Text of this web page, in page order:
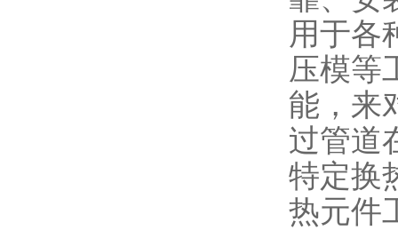
用于各
压模等
能，来
过管道
特定换
热元件